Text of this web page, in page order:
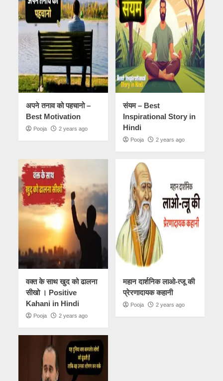
अपने तनाव को पहचानो –
Best Motivation
Pooja 2 years ago
संयम – Best
Inspirational Story in
Hindi
Pooja 2 years ago
वक्त के साथ खुद को ढालना
सीखो । Positive
Kahani in Hindi
Pooja 2 years ago
महान दार्शनिक लाओ-त्जू की
प्रेरणादायक कहानी
Pooja 2 years ago